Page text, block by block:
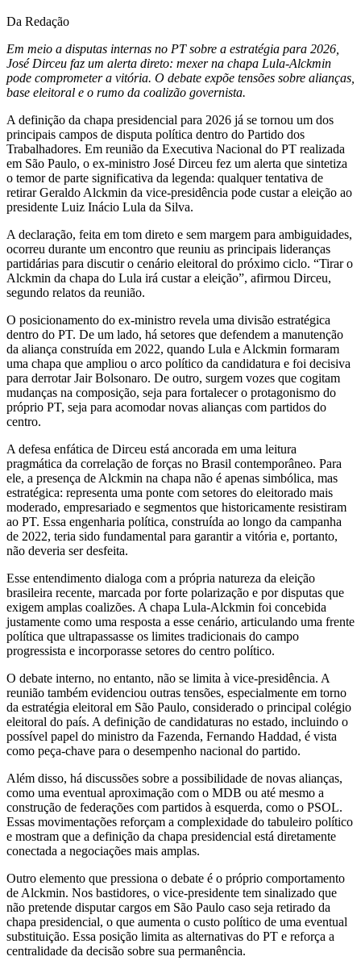
Da Redação
Em meio a disputas internas no PT sobre a estratégia para 2026,
José Dirceu faz um alerta direto: mexer na chapa Lula-Alckmin
pode comprometer a vitória. O debate expõe tensões sobre alianças,
base eleitoral e o rumo da coalizão governista.
A definição da chapa presidencial para 2026 já se tornou um dos
principais campos de disputa política dentro do Partido dos
Trabalhadores. Em reunião da Executiva Nacional do PT realizada
em São Paulo, o ex-ministro José Dirceu fez um alerta que sintetiza
o temor de parte significativa da legenda: qualquer tentativa de
retirar Geraldo Alckmin da vice-presidência pode custar a eleição ao
presidente Luiz Inácio Lula da Silva.
A declaração, feita em tom direto e sem margem para ambiguidades,
ocorreu durante um encontro que reuniu as principais lideranças
partidárias para discutir o cenário eleitoral do próximo ciclo. “Tirar o
Alckmin da chapa do Lula irá custar a eleição”, afirmou Dirceu,
segundo relatos da reunião.
O posicionamento do ex-ministro revela uma divisão estratégica
dentro do PT. De um lado, há setores que defendem a manutenção
da aliança construída em 2022, quando Lula e Alckmin formaram
uma chapa que ampliou o arco político da candidatura e foi decisiva
para derrotar Jair Bolsonaro. De outro, surgem vozes que cogitam
mudanças na composição, seja para fortalecer o protagonismo do
próprio PT, seja para acomodar novas alianças com partidos do
centro.
A defesa enfática de Dirceu está ancorada em uma leitura
pragmática da correlação de forças no Brasil contemporâneo. Para
ele, a presença de Alckmin na chapa não é apenas simbólica, mas
estratégica: representa uma ponte com setores do eleitorado mais
moderado, empresariado e segmentos que historicamente resistiram
ao PT. Essa engenharia política, construída ao longo da campanha
de 2022, teria sido fundamental para garantir a vitória e, portanto,
não deveria ser desfeita.
Esse entendimento dialoga com a própria natureza da eleição
brasileira recente, marcada por forte polarização e por disputas que
exigem amplas coalizões. A chapa Lula-Alckmin foi concebida
justamente como uma resposta a esse cenário, articulando uma frente
política que ultrapassasse os limites tradicionais do campo
progressista e incorporasse setores do centro político.
O debate interno, no entanto, não se limita à vice-presidência. A
reunião também evidenciou outras tensões, especialmente em torno
da estratégia eleitoral em São Paulo, considerado o principal colégio
eleitoral do país. A definição de candidaturas no estado, incluindo o
possível papel do ministro da Fazenda, Fernando Haddad, é vista
como peça-chave para o desempenho nacional do partido.
Além disso, há discussões sobre a possibilidade de novas alianças,
como uma eventual aproximação com o MDB ou até mesmo a
construção de federações com partidos à esquerda, como o PSOL.
Essas movimentações reforçam a complexidade do tabuleiro político
e mostram que a definição da chapa presidencial está diretamente
conectada a negociações mais amplas.
Outro elemento que pressiona o debate é o próprio comportamento
de Alckmin. Nos bastidores, o vice-presidente tem sinalizado que
não pretende disputar cargos em São Paulo caso seja retirado da
chapa presidencial, o que aumenta o custo político de uma eventual
substituição. Essa posição limita as alternativas do PT e reforça a
centralidade da decisão sobre sua permanência.